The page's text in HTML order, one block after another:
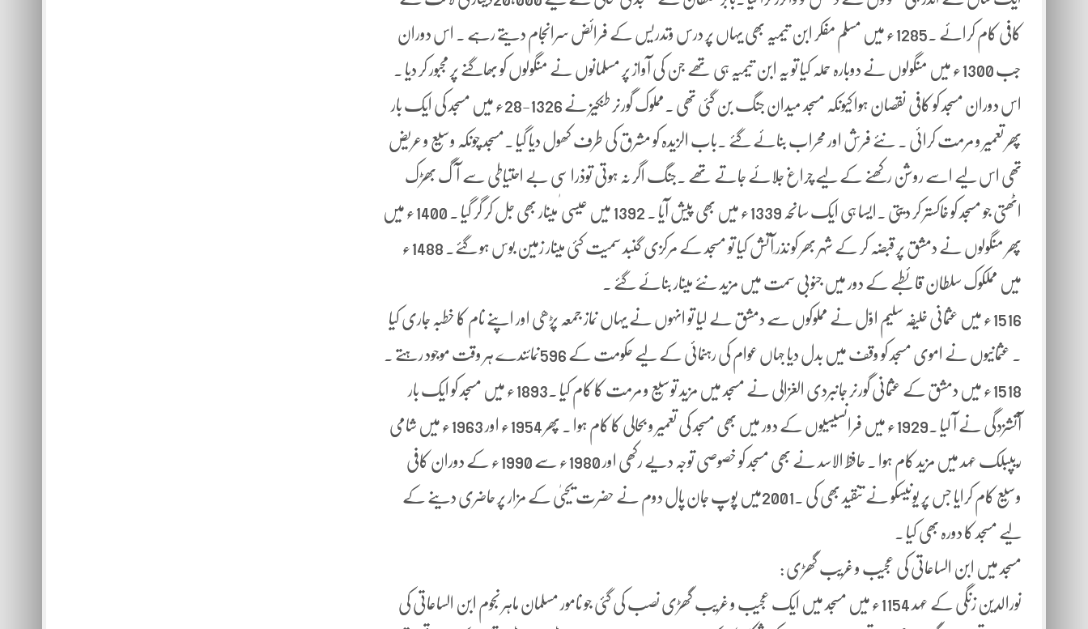
کافی کام کرائے ۔1285ء میں مسلم مفکر ابن تیمیہ بھی یہاں پر درس وتدریس کے فرائض سرانجام دیتے رہے ۔ اس دوران
جب 1300ء میں منگولوں نے دوبارہ حملہ کیا تو یہ ابن تیمیہ ہی تھے جن کی آواز پر مسلمانوں نے منگولوں کو بھاگنے پر مجبور کر دیا ۔
اس دوران مسجد کو کافی نقصان ہوا کیونکہ مسجد میدان جنگ بن گئی تھی ۔مملوک گورنر طنکیز نے 1326-28ء میں مسجد کی ایک بار
پھر تعمیر و مرمت کرائی ۔ نئے فرش اور محراب بنائے گئے ۔باب الزیدہ کو مشرق کی طرف کھول دیا گیا ۔مسجد چونکہ وسیع و عریض
تھی اس لیے اسے روشن رکھنے کے لیے چراغ جلائے جاتے تھے ۔جنگ اگر نہ ہوتی توذرا سی بے احتیاطی سے آگ بھڑک
اٹھتی جو مسجد کو خاکستر کر دیتی ۔ایسا ہی ایک سانحہ 1339ء میں بھی پیش آیا ۔ 1392 میں عیسی ٰ مینار بھی جل کر گر گیا ۔ 1400ء میں
پھر منگولوں نے دمشق پر قبضہ کر کے شہر بھر کو نذر ِآتش کیا تو مسجد کے مرکزی گنبد سمیت کئی مینار زمین بوس ہو گئے۔ 1488ء
میں مملکوک سلطان قائطبے کے دور میں جنوبی سمت میں مزید نئے مینار بنائے گئے ۔
1516ء میں عثمانی خلیفہ سلیم اوّل نے مملوکوں سے دمشق لے لیا تو انہوں نے یہاں نماز جمعہ پڑھی اور اپنے نام کا خطبہ جاری کیا
۔ عثمانیوں نے اموی مسجد کو وقف میں بدل دیا جہاں عوام کی رہنمائی کے لیے حکومت کے 596نمائندے ہر وقت موجود رہتے ۔
1518ء میں دمشق کے عثمانی گورنر جانبردی الغزالی نے مسجد میں مزید توسیع و مرمت کا کام کیا ۔1893ء میں مسجد کو ایک بار
آتشزدگی نے آ لیا ۔1929ء میں فرانسیسیوں کے دور میں بھی مسجد کی تعمیر و بحالی کا کام ہوا ۔ پھر 1954ء اور 1963ء میں شامی
ریپبلک عہد میں مزید کام ہوا ۔ حافظ الاسد نے بھی مسجد کو خصوصی توجہ دیے رکھی اور 1980ء سے 1990ء کے دوران کافی
وسیع کام کرایا جس پر یونیسکو نے تنقید بھی کی ۔2001میں پوپ جان پال دوم نے حضرت یحییٰ کے مزار پر حاضری دینے کے
لیے مسجد کا دورہ بھی کیا ۔
مسجد میں ابن الساعاتی کی عجیب و غریب گھڑی :
نورالدین زنگی کے عہد 1154ء میں مسجد میں ایک عجیب و غریب گھڑی نصب کی گئی جو نامور مسلمان ماہر نجوم ابن الساعاتی کی